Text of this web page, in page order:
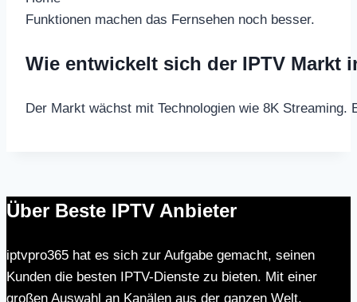
Funktionen machen das Fernsehen noch besser.
Wie entwickelt sich der IPTV Markt
Der Markt wächst mit Technologien wie 8K
Über Beste IPTV Anbieter
iptvpro365 hat es sich zur Aufgabe gemacht, seinen
Kunden die besten IPTV-Dienste zu bieten. Mit einer
großen Auswahl an Kanälen aus der ganzen Welt,